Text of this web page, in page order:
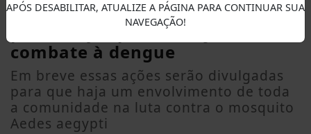
Prefeitos da região se reúnem
para traçar plano conjunto de
combate à dengue
Em breve essas ações serão divulgadas
para que haja um envolvimento de toda
a comunidade na luta contra o mosquito
Aedes aegypti
APÓS DESABILITAR, ATUALIZE A PÁGINA PARA CONTINUAR SUA
NAVEGAÇÃO!